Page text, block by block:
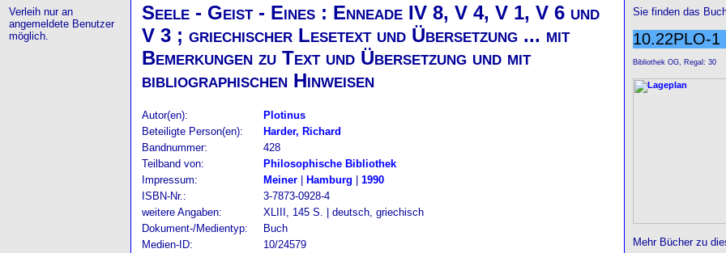
Verleih nur an
angemeldete Benutzer
möglich.
Seele - Geist - Eines : Enneade IV 8, V 4, V 1, V 6 und
V 3 ; griechischer Lesetext und Übersetzung ... mit
Bemerkungen zu Text und Übersetzung und mit
bibliographischen Hinweisen
Autor(en):
Plotinus
Beteiligte Person(en):
Harder, Richard
Bandnummer:
428
Teilband von:
Philosophische Bibliothek
Impressum:
Meiner Hamburg
1990
ISBN-Nr.:
3-7873-0928-4
weitere Angaben:
XLIII, 145 S. | deutsch, griechisch
Dokument-/Medientyp:
Buch
Medien-ID:
10/24579
Sie finden das
10.22PLO-1
Bibliothek OG, Regal: 30
Mehr Bücher zu